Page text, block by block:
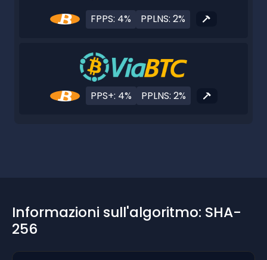
FPPS: 4% PPLNS: 2%
PPS+: 4% PPLNS: 2%
Informazioni sull'algoritmo: SHA-
256